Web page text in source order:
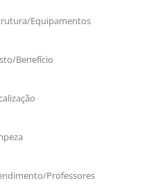
Equipamentos
Benefício
Professores